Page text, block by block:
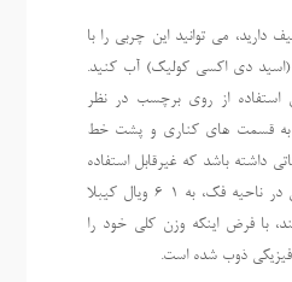
دارید، می توانید این چربی را با
(اسید دی اکسی کولیک) آب کنید.
استفاده از روی برچسب در نظر
به قسمت های کناری و پشت خط
داشته باشد که غیرقابل استفاده
هستند. بسته به میزان چربی در ناحیه فک، به 1-6 ویال کیبلا
با فرض اینکه وزن کلی خود را
فیزیکی ذوب شده است.